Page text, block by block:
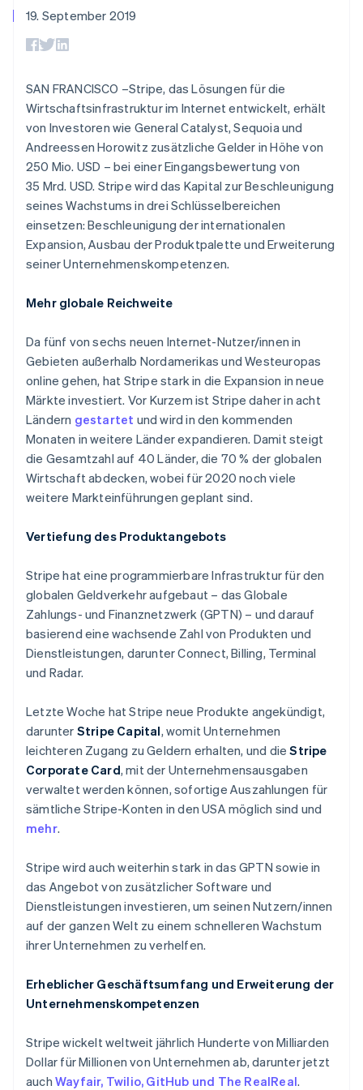
Zugriff auf mehr als
Terminal
Boost
Optimierung der
Autorisierungsraten
Beschleunigter
Bezahlvorgang
Financial
Connections
Verbundene
Finanzdaten
Mehr
Product roadmap
Betrugsprävention
Atlas
Start-up-Gründung
Climate
CO₂-Entnahme
Identity
Online-Identitätsprüfung
Stripe-Sessions 2026
Erfahren Sie, wie Stripe Lösungen für die
Jetzt ansehen
Geldmanagement
Nach Branche
KI-Unternehmen
Creator Economy
Gaming
Bewirtung, Reisen und
Freizeit
Versicherungen
Medien und
Unterhaltung
Gemeinnützige
Organisationen
Öffentlicher Sektor
Ecosystem
Partner
Stripe App-Marktplatz
Marktplatz auf
nutzungsbasierte
Abrechnung um
Stablecoin-gestützte
Karten ausgeben: So
geht´s
Verwaltung von
Diensten mit Agenten
Ressourcen
Code-Beispiele
Produkt-Roadmap
Stripe Press
Kontakt
Sales-Team
kontaktieren
Partner werden
19. September 2019
SAN FRANCISCO –Stripe, das Lösungen für die
Wirtschaftsinfrastruktur im Internet entwickelt, erhält
von Investoren wie General Catalyst, Sequoia und
Andreessen Horowitz zusätzliche Gelder in Höhe von
250 Mio. USD – bei einer Eingangsbewertung von
35 Mrd. USD. Stripe wird das Kapital zur Beschleunigung
seines Wachstums in drei Schlüsselbereichen
einsetzen: Beschleunigung der internationalen
Expansion, Ausbau der Produktpalette und Erweiterung
seiner Unternehmenskompetenzen.
Mehr globale Reichweite
Da fünf von sechs neuen Internet-Nutzer/innen in
Gebieten außerhalb Nordamerikas und Westeuropas
online gehen, hat Stripe stark in die Expansion in neue
Märkte investiert. Vor Kurzem ist Stripe daher in acht
Ländern gestartet und wird in den kommenden
Monaten in weitere Länder expandieren. Damit steigt
die Gesamtzahl auf 40 Länder, die 70 % der globalen
Wirtschaft abdecken, wobei für 2020 noch viele
weitere Markteinführungen geplant sind.
Vertiefung des Produktangebots
Stripe hat eine programmierbare Infrastruktur für den
globalen Geldverkehr aufgebaut – das Globale
Zahlungs- und Finanznetzwerk (GPTN) – und darauf
basierend eine wachsende Zahl von Produkten und
Dienstleistungen, darunter Connect, Billing, Terminal
und Radar.
Letzte Woche hat Stripe neue Produkte angekündigt,
darunter Stripe Capital, womit Unternehmen
leichteren Zugang zu Geldern erhalten, und dieStripe
Corporate Card, mit der Unternehmensausgaben
verwaltet werden können, sofortige Auszahlungen für
sämtliche Stripe-Konten in den USA möglich sind und
mehr.
Stripe wird auch weiterhin stark in das GPTN sowie in
das Angebot von zusätzlicher Software und
Dienstleistungen investieren, um seinen Nutzern/innen
auf der ganzen Welt zu einem schnelleren Wachstum
ihrer Unternehmen zu verhelfen.
Erheblicher Geschäftsumfang und Erweiterung der
Unternehmenskompetenzen
Stripe wickelt weltweit jährlich Hunderte von Milliarden
Dollar für Millionen von Unternehmen ab, darunter jetzt
auch Wayfair, Twilio, GitHub und The RealReal.
Australien
English
Brasilien
Bulgarien
English
Dänemark
English
Deutschland
DeutschEnglish
Estland
English
Festlandchina
简体中文 English
Finnland
Frankreich
Gibraltar
English
Griechenland
English
Indien
English
Irland
Italien
Italiano English
Japan
日本語English
Kanada
English Français
Kroatien
English Italiano
Lettland
Liechtenstein
Deutsch English
Litauen
English
Luxemburg
FrançaisDeutschEnglish
English 简体中文
Malta
English
Mexiko
EspañolEnglish
Neuseeland
English